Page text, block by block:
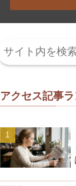
アクセス記事